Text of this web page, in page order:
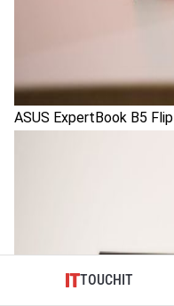
ASUS ExpertBook B5 Flip
TOUCHIT